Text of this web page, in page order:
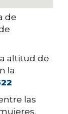
de
altitud de
la
las